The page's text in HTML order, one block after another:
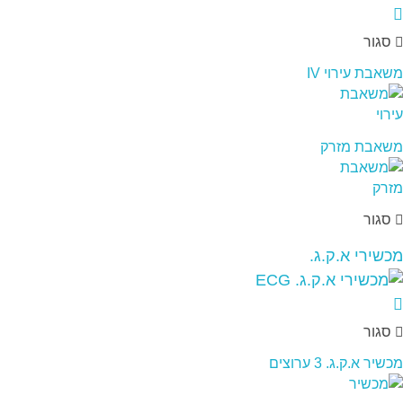
סגור
משאבת עירוי IV
משאבת מזרק
סגור
מכשירי א.ק.ג.
סגור
מכשיר א.ק.ג. 3 ערוצים